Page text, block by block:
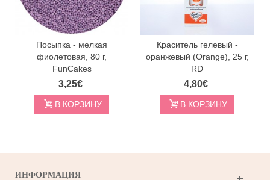
Посыпка - мелкая
фиолетовая, 80 г,
FunCakes
3,25€
В КОРЗИНУ
Краситель гелевый -
оранжевый (Orange), 25 г,
RD
4,80€
В КОРЗИНУ
ИНФОРМАЦИЯ